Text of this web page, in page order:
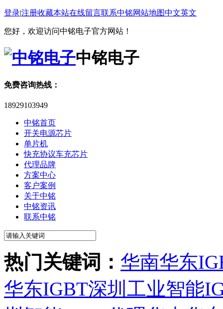
登录|注册收藏本站在线留言联系中铭网站地图中文英文
您好，欢迎访问中铭电子官方网站！
中铭电子
免费咨询热线：
18929103949
中铭首页
开关电源芯片
单片机
快充协议车充芯片
代理品牌
方案中心
客户案例
关于中铭
中铭资讯
联系中铭
热门关键词： 华南华东
华东IGBT深圳工业智能